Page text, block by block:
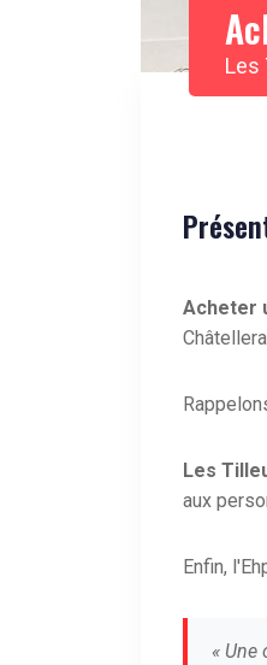
Les
Acheter
Les
aux
Enfin,
«